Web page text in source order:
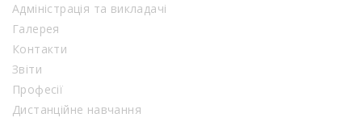
Адміністрація та викладачі
Галерея
Контакти
Звіти
Професії
Дистанційне навчання